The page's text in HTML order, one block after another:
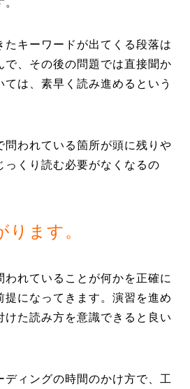
たキーワードが出てくる段落は
で、その後の問題では直接聞か
は、素早く読み進めるという
問われている箇所が頭に残りや
っくり読む必要がなくなるの
ります。
われていることが何かを正確に
提になってきます。演習を進め
けた読み方を意識できると良い
ディングの時間のかけ方で、工